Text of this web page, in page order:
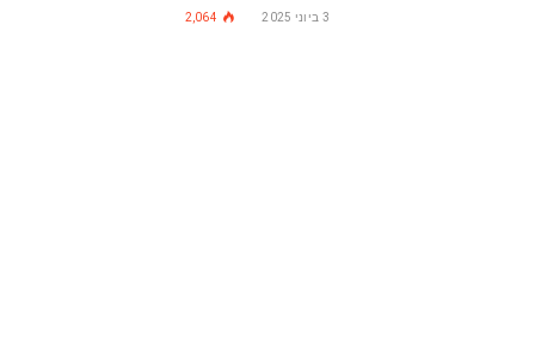
3 ביוני 2025 2,064